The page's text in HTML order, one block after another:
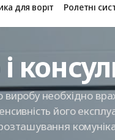
для воріт Ролетні
необхідно
його